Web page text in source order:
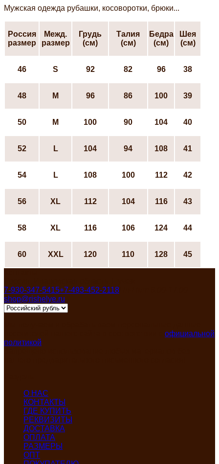
Мужская одежда рубашки, косоворотки, брюки...
Россия
размер
Межд.
размер
Грудь
(см)
Талия
(см)
Бедра
(см)
Шея
(см)
46 S 92 82 96 38
48 М 96 86 100 39
50 М 100 90 104 40
52 L 104 94 108 41
54 L 108 100 112 42
56 ХL 112 104 116 43
58 ХL 116 106 124 44
60 XXL 120 110 128 45
7-930-347-5415+7-493-452-2118
shop@rishelye.ru
официальной
политикой
О НАС
КОНТАКТЫ
ГДЕ КУПИТЬ
РЕКВИЗИТЫ
ДОСТАВКА
ОПЛАТА
РАЗМЕРЫ
ОПТ